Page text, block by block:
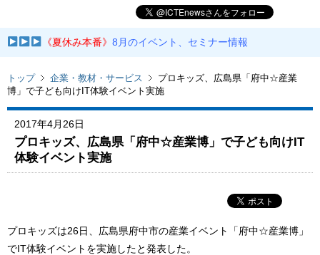
《夏休み本番》8月のイベント、セミナー情報
トップ 企業・教材・サービス
プロキッズ、広島県「府中☆産業
博」で子ども向けIT体験イベント実施
2017年4月26日
プロキッズ、広島県「府中☆産業博」で子ども向けIT
体験イベント実施
プロキッズは26日、広島県府中市の産業イベント「府中☆産業博」
でIT体験イベントを実施したと発表した。